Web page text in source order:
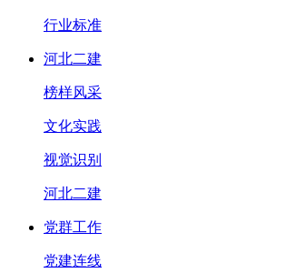
行业标准
河北二建
榜样风采
文化实践
视觉识别
河北二建
党群工作
党建连线